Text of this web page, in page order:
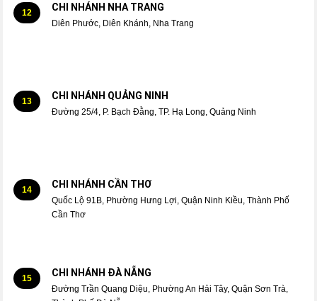
12 CHI NHÁNH NHA TRANG
Diên Phước, Diên Khánh, Nha Trang
13 CHI NHÁNH QUẢNG NINH
Đường 25/4, P. Bạch Đằng, TP. Hạ Long, Quảng Ninh
14 CHI NHÁNH CẦN THƠ
Quốc Lộ 91B, Phường Hưng Lợi, Quận Ninh Kiều, Thành Phố
Cần Thơ
15 CHI NHÁNH ĐÀ NẴNG
Đường Trần Quang Diệu, Phường An Hải Tây, Quận Sơn Trà,